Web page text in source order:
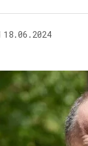
18.06.2024